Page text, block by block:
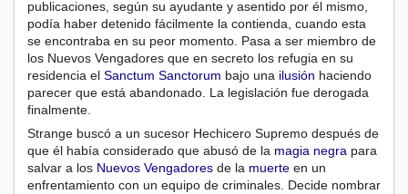
publicaciones, según su ayudante y asentido por él mismo,
podía haber detenido fácilmente la contienda, cuando esta
se encontraba en su peor momento. Pasa a ser miembro de
los Nuevos Vengadores que en secreto los refugia en su
residencia el Sanctum Sanctorum bajo una ilusión haciendo
parecer que está abandonado. La legislación fue derogada
finalmente.
Strange buscó a un sucesor Hechicero Supremo después de
que él había considerado que abusó de la magia negra para
salvar a los Nuevos Vengadores de la muerte en un
enfrentamiento con un equipo de criminales. Decide nombrar